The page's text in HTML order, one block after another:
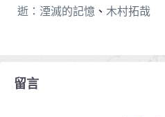
逝：湮滅的記憶 、 木村拓哉
留言